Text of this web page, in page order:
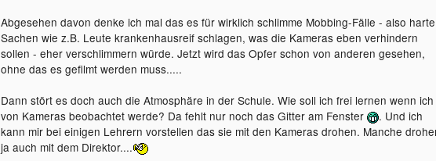
Abgesehen davon denke ich mal das es für wirklich schlimme Mobbing-Fälle - also harte
Sachen wie z.B. Leute krankenhausreif schlagen, was die Kameras eben verhindern
sollen - eher verschlimmern würde. Jetzt wird das Opfer schon von anderen gesehen,
ohne das es gefilmt werden muss.....
Dann stört es doch auch die Atmosphäre in der Schule. Wie soll ich frei lernen wenn ich
von Kameras beobachtet werde? Da fehlt nur noch das Gitter am Fenster
. Und ich
kann mir bei einigen Lehrern vorstellen das sie mit den Kameras drohen. Manche
ja auch mit dem Direktor....